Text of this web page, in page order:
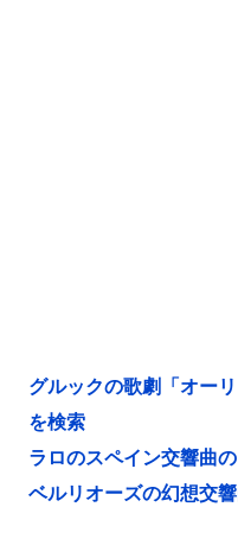
グルックの歌劇「オー
を検索
ラロのスペイン交響曲
ベルリオーズの幻想交